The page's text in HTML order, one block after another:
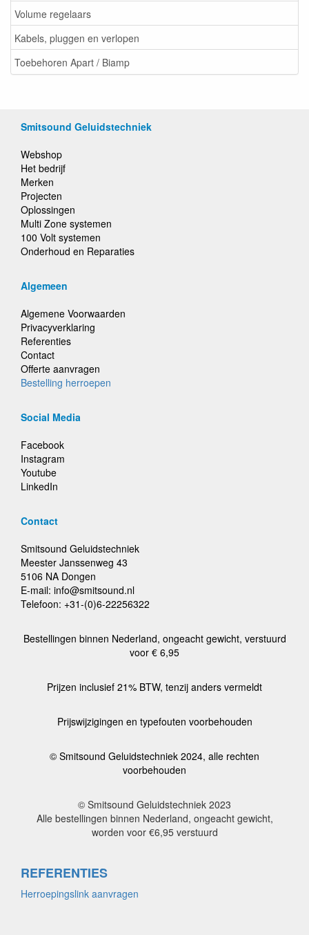
Volume regelaars
Kabels, pluggen en verlopen
Toebehoren Apart / Biamp
Smitsound Geluidstechniek
Webshop
Het bedrijf
Merken
Projecten
Oplossingen
Multi Zone systemen
100 Volt systemen
Onderhoud en Reparaties
Algemeen
Algemene Voorwaarden
Privacyverklaring
Referenties
Contact
Offerte aanvragen
Bestelling herroepen
Social Media
Facebook
Instagram
Youtube
LinkedIn
Contact
Smitsound Geluidstechniek
Meester Janssenweg 43
5106 NA Dongen
E-mail: info@smitsound.nl
Telefoon: +31-(0)6-22256322
Bestellingen binnen Nederland, ongeacht gewicht, verstuurd
voor € 6,95
Prijzen inclusief 21% BTW, tenzij anders vermeldt
Prijswijzigingen en typefouten voorbehouden
© Smitsound Geluidstechniek 2024, alle rechten
voorbehouden
© Smitsound Geluidstechniek 2023
Alle bestellingen binnen Nederland, ongeacht gewicht,
worden voor €6,95 verstuurd
REFERENTIES
Herroepingslink aanvragen